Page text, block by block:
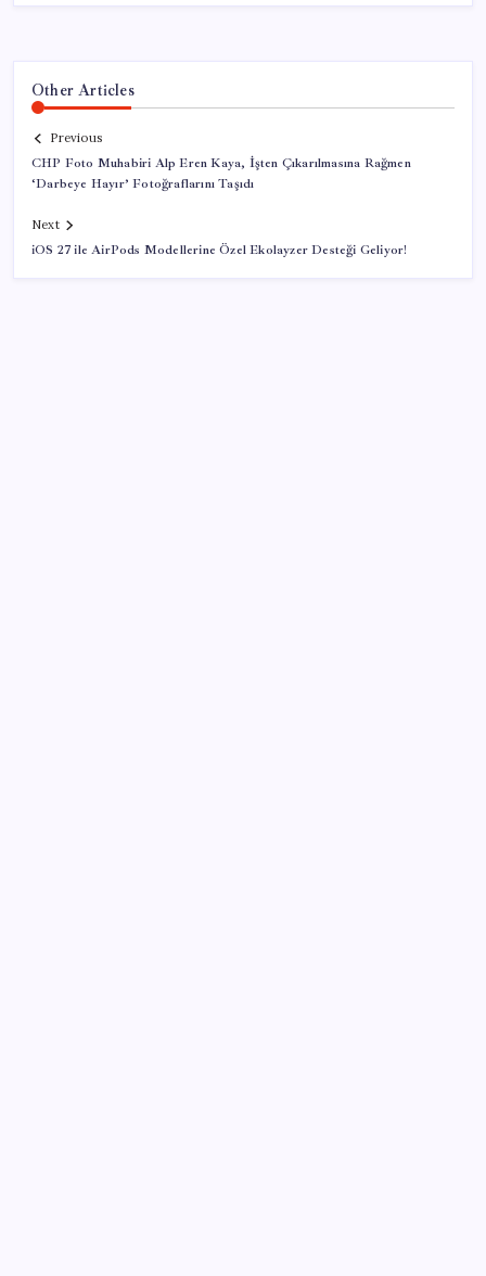
Other Articles
Previous
CHP Foto Muhabiri Alp Eren Kaya, İşten Çıkarılmasına Rağmen
‘Darbeye Hayır’ Fotoğraflarını Taşıdı
Next
iOS 27 ile AirPods Modellerine Özel Ekolayzer Desteği Geliyor!